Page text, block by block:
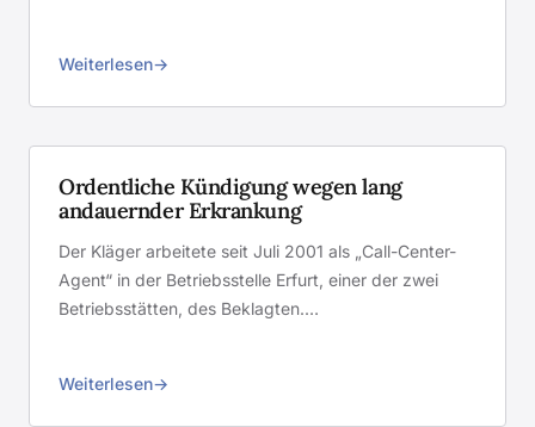
Weiterlesen
Ordentliche Kündigung wegen lang
andauernder Erkrankung
Der Kläger arbeitete seit Juli 2001 als „Call-Center-
Agent“ in der Betriebsstelle Erfurt, einer der zwei
Betriebsstätten, des Beklagten.…
Weiterlesen